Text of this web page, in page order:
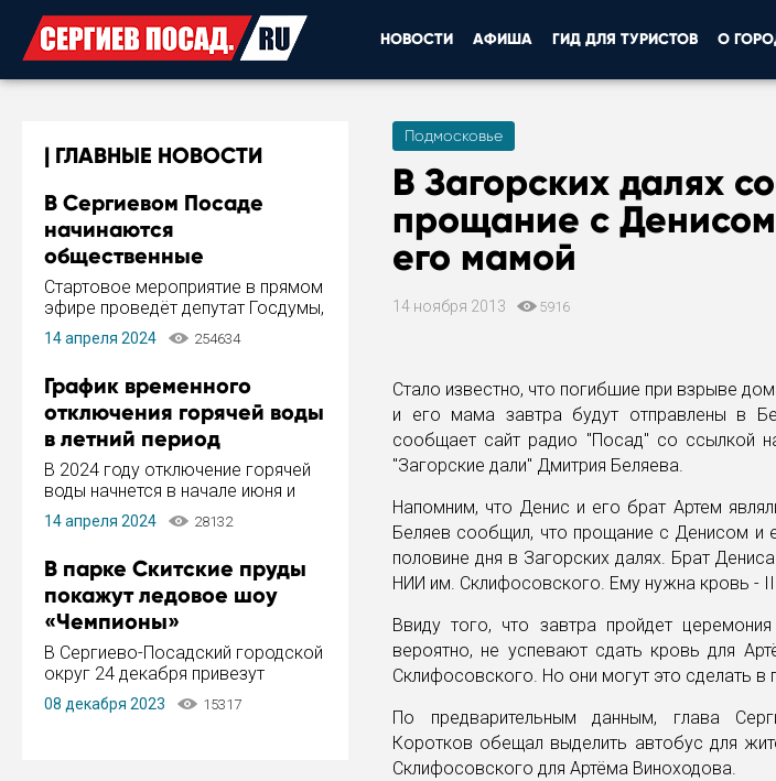
НОВОСТИ АФИША ГИД ДЛЯ ТУРИСТОВ О
ГЛАВНЫЕ НОВОСТИ
В Сергиевом Посаде
начинаются
общественные
обсуждения Стратегии
развития города
Стартовое мероприятие в прямом
эфире проведёт депутат Госдумы,
инициатор и автор Концепции
развития Сергиева Посада и
Пахомов.
14 апреля 2024 254634
График временного
отключения горячей воды
в летний период
В 2024 году отключение горячей
воды начнется в начале июня и
завершится в конце августа.
Период отключения составит не
14 апреля 2024 28132
В парке Скитские пруды
покажут ледовое шоу
«Чемпионы»
В Сергиево-Посадский городской
округ 24 декабря привезут
ледовый тур «Чемпионы»
заслуженного мастера спорта,
08 декабря 2023 15317
Подмосковье
В Загорских далях
прощание с
его мамой
14 ноября 2013 5916
Стало известно, что погибшие при взрыве
и его мама завтра будут отправлены в
сообщает сайт радио "Посад" со ссылкой
"Загорские дали" Дмитрия Беляева.
Напомним, что Денис и его брат Артем
Беляев сообщил, что прощание с Денисом и
половине дня в Загорских далях. Брат
НИИ им. Склифосовского. Ему нужна кровь - III
Ввиду того, что завтра пройдет
вероятно, не успевают сдать кровь для
Склифосовского. Но они могут это сделать в
По предварительным данным, глава
Коротков обещал выделить автобус для
Склифосовского для Артёма Виноходова.